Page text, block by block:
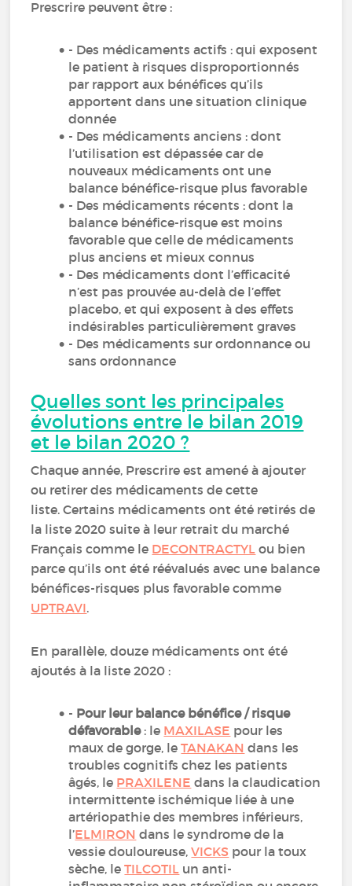
Prescrire peuvent être :
- Des médicaments actifs : qui exposent
le patient à risques disproportionnés
par rapport aux bénéfices qu’ils
apportent dans une situation clinique
donnée
- Des médicaments anciens : dont
l’utilisation est dépassée car de
nouveaux médicaments ont une
balance bénéfice-risque plus favorable
- Des médicaments récents : dont la
balance bénéfice-risque est moins
favorable que celle de médicaments
plus anciens et mieux connus
- Des médicaments dont l’efficacité
n’est pas prouvée au-delà de l’effet
placebo, et qui exposent à des effets
indésirables particulièrement graves
- Des médicaments sur ordonnance ou
sans ordonnance
Quelles sont les principales
évolutions entre le bilan 2019
et le bilan 2020 ?
Chaque année, Prescrire est amené à ajouter
ou retirer des médicaments de cette
liste. Certains médicaments ont été retirés de
la liste 2020 suite à leur retrait du marché
Français comme le DECONTRACTYL ou bien
parce qu’ils ont été réévalués avec une balance
bénéfices-risques plus favorable comme
UPTRAVI.
En parallèle, douze médicaments ont été
ajoutés à la liste 2020 :
- Pour leur balance bénéfice / risque
défavorable: le MAXILASE pour les
maux de gorge, leTANAKAN dans les
troubles cognitifs chez les patients
âgés, le PRAXILENE dans la claudication
intermittente ischémique liée à une
artériopathie des membres inférieurs,
l’ELMIRON dans le syndrome de la
vessie douloureuse,VICKS pour la toux
sèche, leTILCOTIL un anti-